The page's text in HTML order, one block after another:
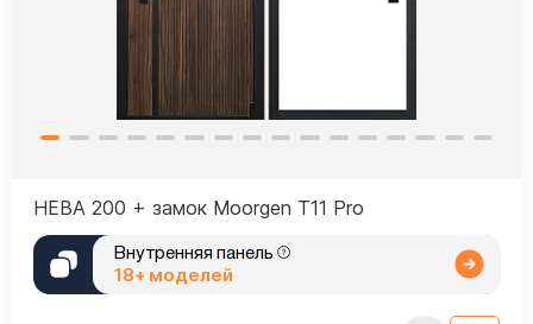
НЕВА 200 + замок Moorgen T11 Pro
Внутренняя панель
18+ моделей